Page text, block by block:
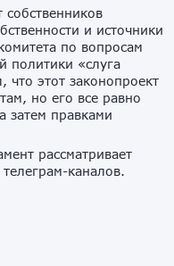
и источники
по вопросам
политики «слуга
что этот законопроект
но его все равно
затем правками
рассматривает
каналов.